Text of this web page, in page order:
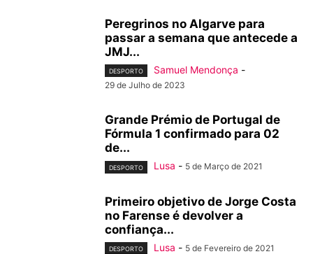
Peregrinos no Algarve para
passar a semana que antecede a
JMJ...
DESPORTO Samuel Mendonça -
29 de Julho de 2023
Grande Prémio de Portugal de
Fórmula 1 confirmado para 02
de...
DESPORTO Lusa - 5 de Março de 2021
Primeiro objetivo de Jorge Costa
no Farense é devolver a
confiança...
DESPORTO Lusa - 5 de Fevereiro de 2021